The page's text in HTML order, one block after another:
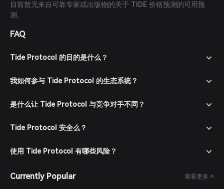
目前暂无来自可靠专家或出版物的关于 TIDE 价格预测的可用预
测。
FAQ
Tide Protocol 的目的是什么？
我如何参与 Tide Protocol 的生态系统？
是什么让 Tide Protocol 与竞争对手不同？
Tide Protocol 安全么？
使用 Tide Protocol 有哪些风险？
Currently Popular 查看更多 >